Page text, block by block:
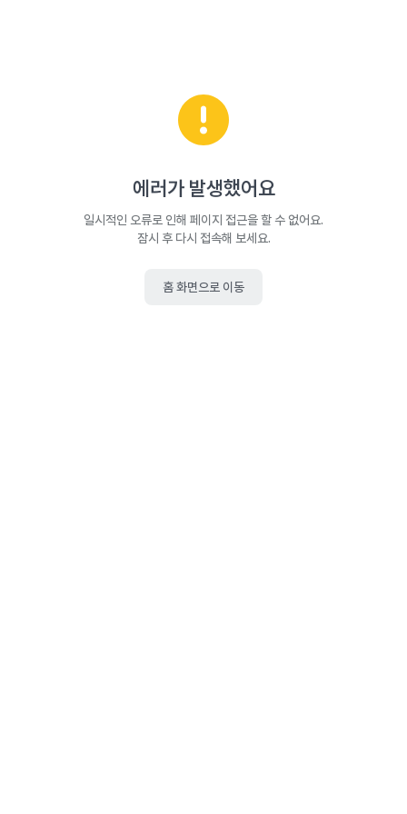
에러가 발생했어요
일시적인 오류로 인해 페이지 접근을 할 수 없어요.
잠시 후 다시 접속해 보세요.
홈 화면으로 이동